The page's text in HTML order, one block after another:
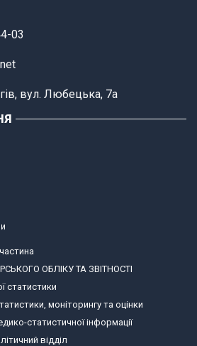
03
вул. Любецька, 7а
ОБЛІКУ ТА ЗВІТНОСТІ
статистики
моніторингу та оцінки
статистичної інформації
відділ